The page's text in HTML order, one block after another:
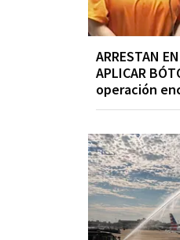
ARRESTAN
APLICAR
operación